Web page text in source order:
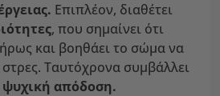
Επιπλέον, διαθέτει
, που σημαίνει ότι
και βοηθάει το σώμα να
Ταυτόχρονα συμβάλλει
απόδοση.